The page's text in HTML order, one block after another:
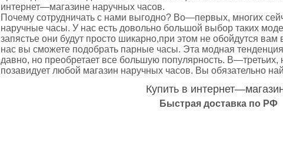
интернет—магазине наручных часов.
Почему сотрудничать с нами выгодно? Во—первых, многих
наручные часы. У нас есть довольно большой выбор таких
запястье они будут просто шикарно,при этом не обойдутся
нас вы сможете подобрать парные часы. Эта модная
давно, но преобретает все большую популярность.
позавидует любой магазин наручных часов. Вы обязательно
Купить в
Быстрая доставка по РФ